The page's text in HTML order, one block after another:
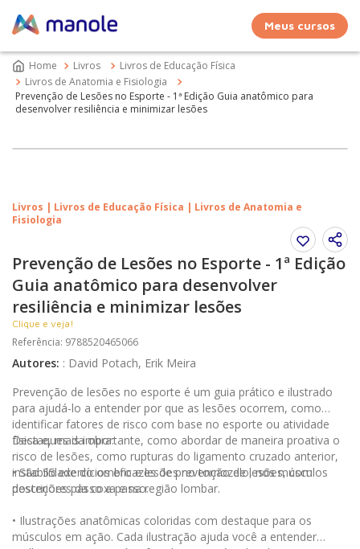
Meus cursos
Livros
Livros de Educação Física
Livros de Anatomia e Fisiologia
Prevenção de Lesões no Esporte - 1ª Edição Guia anatômico para
desenvolver resiliência e minimizar lesões
Livros | Livros de Educação Física | Livros de Anatomia e
Fisiologia
Prevenção de Lesões no Esporte - 1ª Edição
Guia anatômico para desenvolver
resiliência e minimizar lesões
Clique e veja!
Referência: 9788520465066
Autores: : David Potach, Erik Meira
Prevenção de lesões no esporte é um guia prático e ilustrado
para ajudá-lo a entender por que as lesões ocorrem, como
identificar fatores de risco com base no esporte ou atividade
física e, mais importante, como abordar de maneira proativa o
risco de lesões, como rupturas do ligamento cruzado anterior,
instabilidade do ombro e lesões no tornozelo, nos músculos
posteriores da coxa e na região lombar.
Destaques da obra:
• São 55 exercícios eficazes de prevenção de lesões, com
descrições passo a passo.
• Ilustrações anatômicas coloridas com destaque para os
músculos em ação. Cada ilustração ajuda você a entender